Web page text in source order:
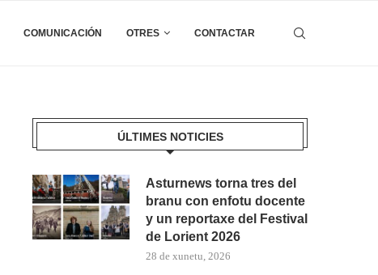
COMUNICACIÓN OTRES CONTACTAR
ÚLTIMES NOTICIES
Asturnews torna tres del
branu con enfotu docente
y un reportaxe del Festival
de Lorient 2026
28 de xunetu, 2026